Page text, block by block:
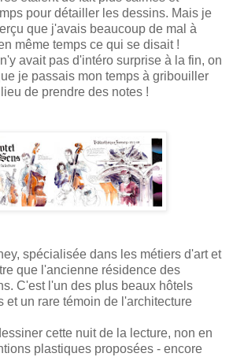
pour détailler les dessins. Mais je
que j'avais beaucoup de mal à
même temps ce qui se disait !
avait pas d'intéro surprise à la fin, on
je passais mon temps à gribouiller
de prendre des notes !
spécialisée dans les métiers d'art et
que l'ancienne résidence des
C'est l'un des plus beaux hôtels
et un rare témoin de l'architecture
cette nuit de la lecture, non en
plastiques proposées - encore